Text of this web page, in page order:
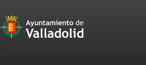
Portal
de